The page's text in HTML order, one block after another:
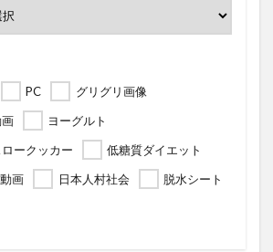
PC
グリグリ画像
ヨーグルト
ークッカー
低糖質ダイエット
動画 日本人村社会 脱水シート